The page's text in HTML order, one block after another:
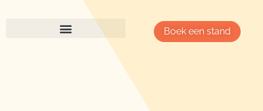
Boek een stand